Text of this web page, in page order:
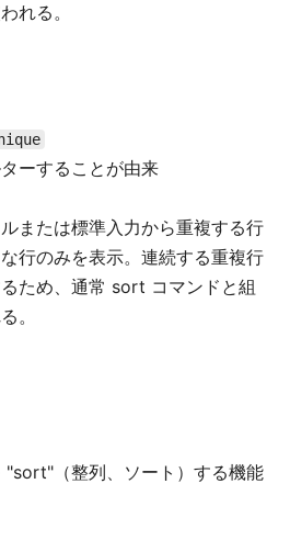
れる。
ーすることが由来
または標準入力から重複する行
行のみを表示。連続する重複行
ため、通常 sort コマンドと組
。
"sort"（整列、ソート）する機能